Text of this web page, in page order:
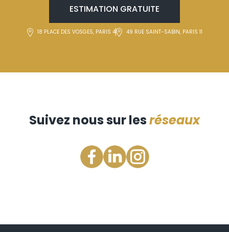
ESTIMATION GRATUITE
18 PLACE DES VOSGES, PARIS 4 49 RUE SAINT-SABIN, PARIS 11
Suivez nous sur lesréseaux